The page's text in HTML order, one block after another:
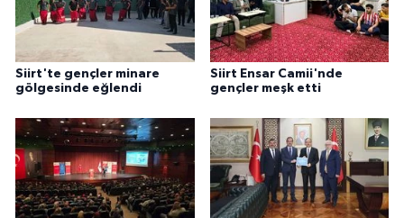
Siirt'te gençler minare
gölgesinde eğlendi
Siirt Ensar Camii'nde
gençler meşk etti
Erzincan Müftülüğü
Erzurum Müftülüğü
Eskişehir Müftülüğü
Gaziantep Müftülüğü
Giresun Müftülüğü